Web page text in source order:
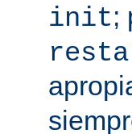
init;